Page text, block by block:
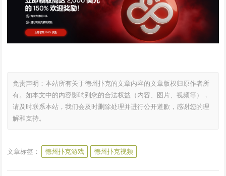
免责声明：本站所有关于德州扑克的文章内容的文章版权归原作者所
有。如本文中的内容影响到您的合法权益（内容、图片、视频等），
请及时联系本站，我们会及时删除处理并进行公开道歉，感谢您的理
解和支持。
文章标签： 德州扑克游戏 德州扑克视频